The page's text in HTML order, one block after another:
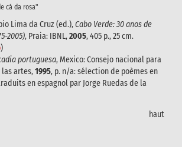
cá da rosa"
Lima da Cruz (ed.),Cabo Verde: 30 anos de
2005), Praia: IBNL,2005, 405 p., 25 cm.
)
portuguesa, Mexico: Consejo nacional para
las artes,1995, p. n/a: sélection de poèmes en
en espagnol par Jorge Ruedas de la
haut